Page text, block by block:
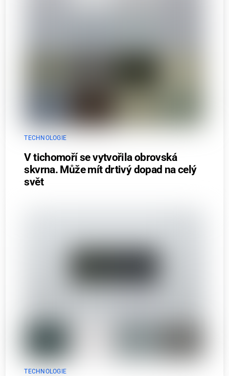
TECHNOLOGIE
V tichomoří se vytvořila obrovská
skvrna. Může mít drtivý dopad na celý
svět
TECHNOLOGIE